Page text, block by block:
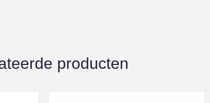
producten